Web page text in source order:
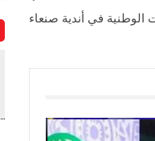
في أندية صنعاء